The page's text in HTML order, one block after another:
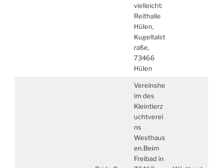
vielleicht:
Reithalle
Hülen,
Kugeltalst
raße,
73466
Hülen
Vereinshe
im des
Kleintierz
uchtverei
ns
Westhaus
en.Beim
Freibad in